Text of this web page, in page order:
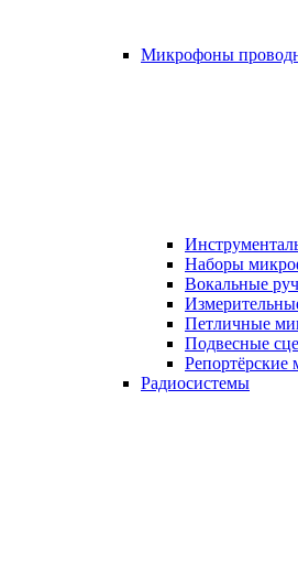
Микрофоны
Наборы
Вокальные
Петличные
Подвесные
Радиосистемы